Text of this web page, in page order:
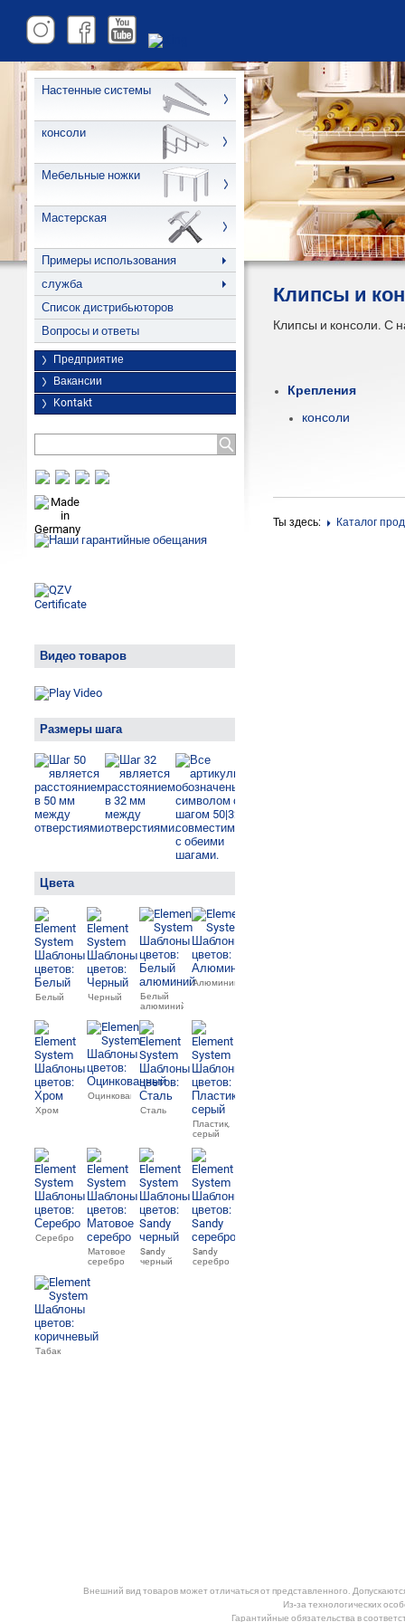
Настенные системы
консоли
Мебельные ножки
Мастерская
Примеры использования
служба
Список дистрибьюторов
Вопросы и ответы
Предприятие
Вакансии
Kontakt
Видео товаров
Размеры шага
Цвета
Белый Черный
Белый
алюминий
Алюминий
Хром
Оцинкованный
Сталь
Пластик,
серый
Серебро
Матовое
серебро
Sandy
черный
Sandy
серебро
Табак
Клипсы и
Клипсы и консоли. С
Крепления
консоли
Ты здесь: Каталог
Внешний вид товаров может отличаться от представленного.
Из-за технологических
Гарантийные обязательства в